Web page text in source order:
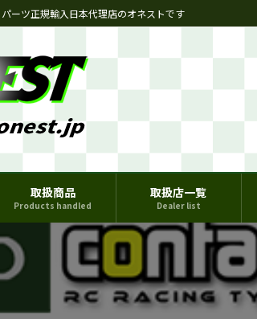
ーツ正規輸入日本代理店のオネストです
取扱商品
Products handled
取扱店一覧
Dealer list